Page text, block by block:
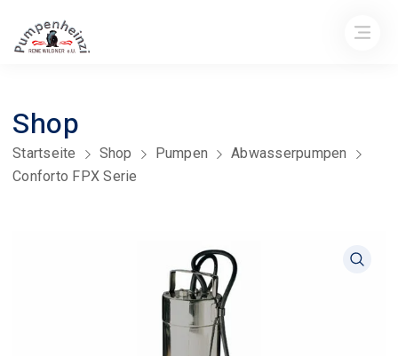
Shop
Startseite Shop Pumpen
Abwasserpumpen
Conforto FPX Serie